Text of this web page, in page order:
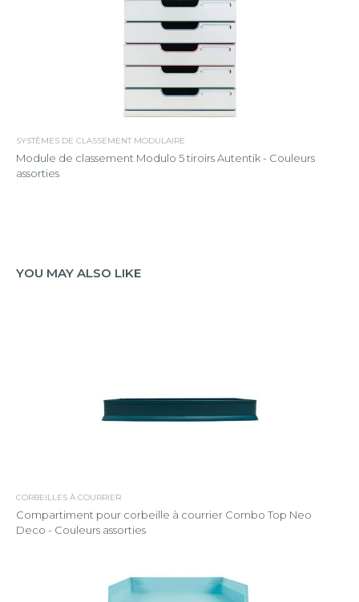
SYSTÈMES DE CLASSEMENT MODULAIRE
Module de classement Modulo 5 tiroirs Autentik - Couleurs
assorties
YOU MAY ALSO LIKE
CORBEILLES À COURRIER
Compartiment pour corbeille à courrier Combo Top Neo
Deco - Couleurs assorties